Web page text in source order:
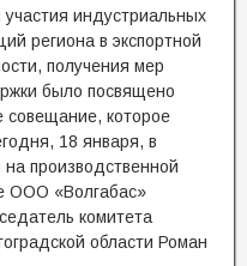
индустриальных
региона в экспортной
получения мер
было посвящено
совещание, которое
18 января, в
производственной
ООО «Волгабас»
комитета
области Роман